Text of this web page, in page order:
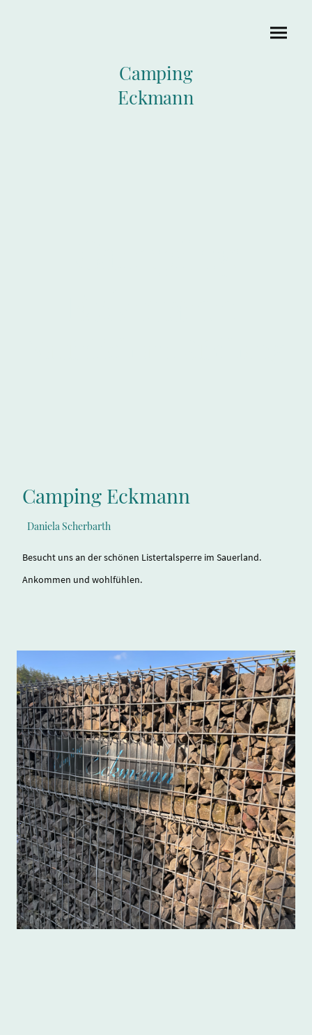
Camping
Eckmann
Camping Eckmann
Daniela Scherbarth
Besucht uns an der schönen Listertalsperre im Sauerland.
Ankommen und wohlfühlen.